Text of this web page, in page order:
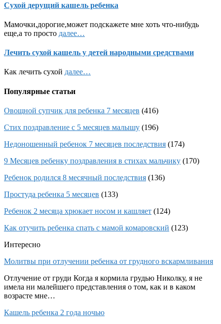
Сухой дерущий кашель ребенка
Мамочки,дорогие,может подскажете мне хоть что-нибудь
еще,а то просто далее…
Лечить сухой кашель у детей народными средствами
Как лечить сухой далее…
Популярные статьи
Овощной супчик для ребенка 7 месяцев (416)
Стих поздравление с 5 месяцев малышу (196)
Недоношенный ребенок 7 месяцев последствия (174)
9 Месяцев ребенку поздравления в стихах мальчику (170)
Ребенок родился 8 месячный последствия (136)
Простуда ребенка 5 месяцев (133)
Ребенок 2 месяца хрюкает носом и кашляет (124)
Как отучить ребенка спать с мамой комаровский (123)
Интересно
Молитвы при отлучении ребенка от грудного вскармливания
Отлучение от груди Когда я кормила грудью Николку, я не
имела ни малейшего представления о том, как и в каком
возрасте мне…
Кашель ребенка 2 года ночью